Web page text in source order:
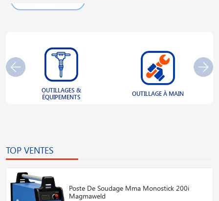
OUTILLAGES &
ÉQUIPEMENTS
OUTILLAGE À MAIN
TOP VENTES
Poste De Soudage Mma Monostick 200i
Magmaweld